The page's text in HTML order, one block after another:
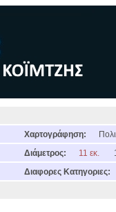
Χαρτογράφηση:
Διάμετρος:
11 εκ.
Διαφορες Κατηγοριες: